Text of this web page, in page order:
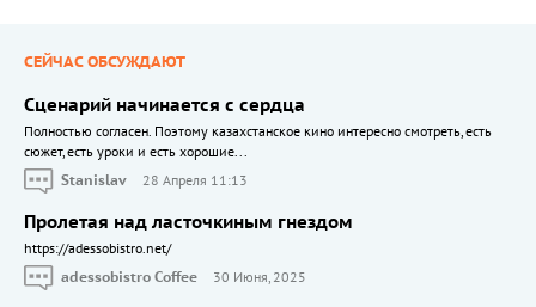
СЕЙЧАС ОБСУЖДАЮТ
Сценарий начинается с сердца
Полностью согласен. Поэтому казахстанское кино интересно смотреть, есть
сюжет, есть уроки и есть хорошие...
Stanislav
28 Апреля 11:13
Пролетая над ласточкиным гнездом
https://adessobistro.net/
adessobistro Coffee
30 Июня, 2025